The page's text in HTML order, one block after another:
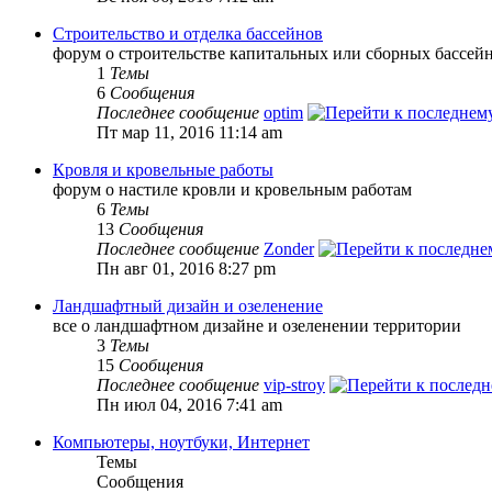
Строительство и отделка бассейнов
форум о строительстве капитальных или сборных
1 Темы
6 Сообщения
Последнее сообщение optim
Пт мар 11, 2016 11:14 am
Кровля и кровельные работы
форум о настиле кровли и кровельным работам
6 Темы
13 Сообщения
Последнее сообщение Zonder
Пн авг 01, 2016 8:27 pm
Ландшафтный дизайн и озеленение
все о ландшафтном дизайне и озеленении территории
3 Темы
15 Сообщения
Последнее сообщение vip-stroy
Пн июл 04, 2016 7:41 am
Компьютеры, ноутбуки, Интернет
Темы
Сообщения